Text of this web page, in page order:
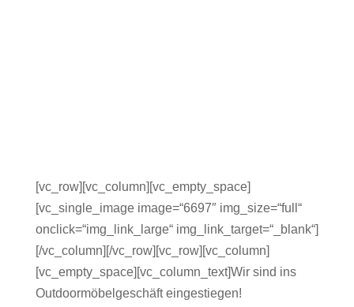
[vc_row][vc_column][vc_empty_space]
[vc_single_image image=“6697″ img_size=“full“
onclick=“img_link_large“ img_link_target=“_blank“]
[/vc_column][/vc_row][vc_row][vc_column]
[vc_empty_space][vc_column_text]Wir sind ins
Outdoormöbelgeschäft eingestiegen!